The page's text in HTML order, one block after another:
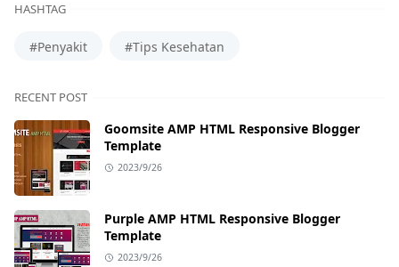
HASHTAG
#Penyakit #Tips Kesehatan
RECENT POST
Goomsite AMP HTML Responsive Blogger
Template
2023/9/26
Purple AMP HTML Responsive Blogger
Template
2023/9/26